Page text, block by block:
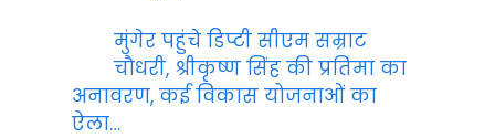
मुंगेर पहुंचे डिप्टी सीएम सम्राट
चौधरी, श्रीकृष्ण सिंह की प्रतिमा का
अनावरण, कई विकास योजनाओं का
ऐला…